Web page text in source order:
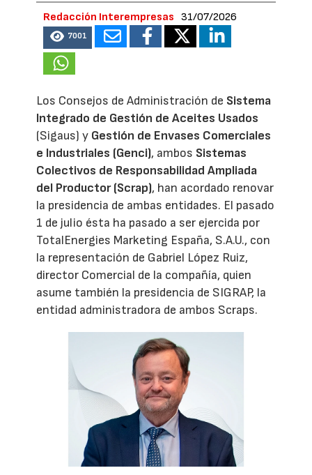
Redacción Interempresas 31/07/2026
7001
Los Consejos de Administración de Sistema
Integrado de Gestión de Aceites Usados
(Sigaus) y Gestión de Envases Comerciales
e Industriales (Genci), ambos Sistemas
Colectivos de Responsabilidad Ampliada
del Productor (Scrap), han acordado renovar
la presidencia de ambas entidades. El pasado
1 de julio ésta ha pasado a ser ejercida por
TotalEnergies Marketing España, S.A.U., con
la representación de Gabriel López Ruiz,
director Comercial de la compañía, quien
asume también la presidencia de SIGRAP, la
entidad administradora de ambos Scraps.